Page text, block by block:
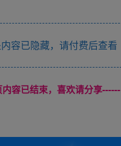
容已隐藏，请付费后查看
容已结束，喜欢请分享------